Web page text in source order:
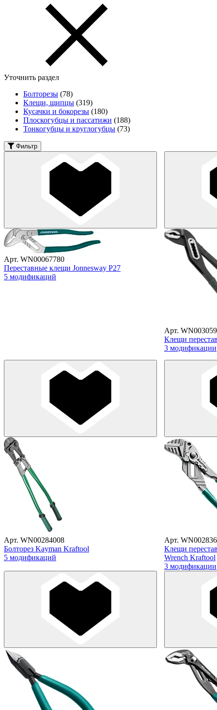
Уточнить раздел
Болторезы (78)
Клещи, щипцы (319)
Кусачки и бокорезы (180)
Плоскогубцы и пассатижи (188)
Тонкогубцы и круглогубцы (73)
Фильтр
Арт. WN00067780
Переставные клещи Jonnesway P27
5 модификаций
Арт.
Клещи
3 модификации
Арт. WN00284008
Болторез Kayman Kraftool
5 модификаций
Арт.
Клещи
Wrench Kraftool
3 модификации